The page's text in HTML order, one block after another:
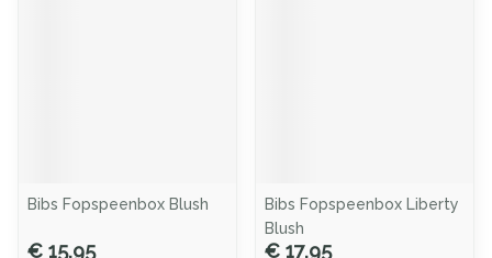
Bibs Fopspeenbox Blush
€ 15,95
Bibs Fopspeenbox Liberty
Blush
€ 17,95